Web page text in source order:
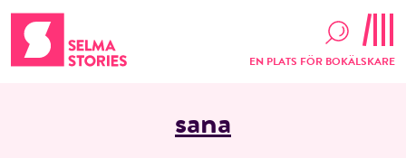
EN PLATS FÖR BOKÄLSKARE
sana